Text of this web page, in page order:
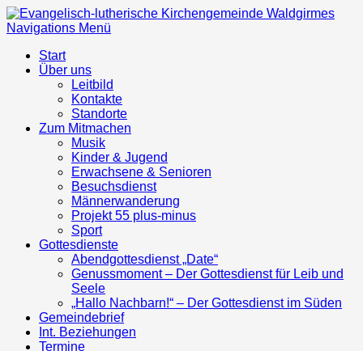
Navigations Menü
Start
Über uns
Leitbild
Kontakte
Standorte
Zum Mitmachen
Musik
Kinder & Jugend
Erwachsene & Senioren
Besuchsdienst
Männerwanderung
Projekt 55 plus-minus
Sport
Gottesdienste
Abendgottesdienst „Date“
Genussmoment – Der Gottesdienst für Leib und
Seele
„Hallo Nachbarn!“ – Der Gottesdienst im Süden
Gemeindebrief
Int. Beziehungen
Termine